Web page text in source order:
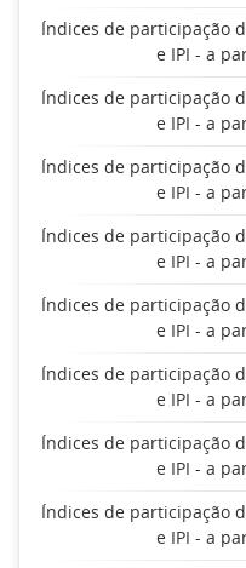
Índices de participação
e IPI - a
Índices de participação
e IPI - a
Índices de participação
e IPI - a
Índices de participação
e IPI - a
Índices de participação
e IPI - a
Índices de participação
e IPI - a
Índices de participação
e IPI - a
Índices de participação
e IPI - a